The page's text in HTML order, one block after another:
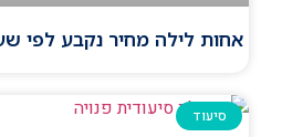
אחות לילה מחיר נקבע לפי שעה
סיעוד